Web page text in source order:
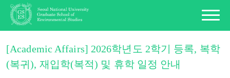
[Academic Affairs] 2026학년도 2학기 등록, 복학
(복귀), 재입학(복적) 및 휴학 일정 안내